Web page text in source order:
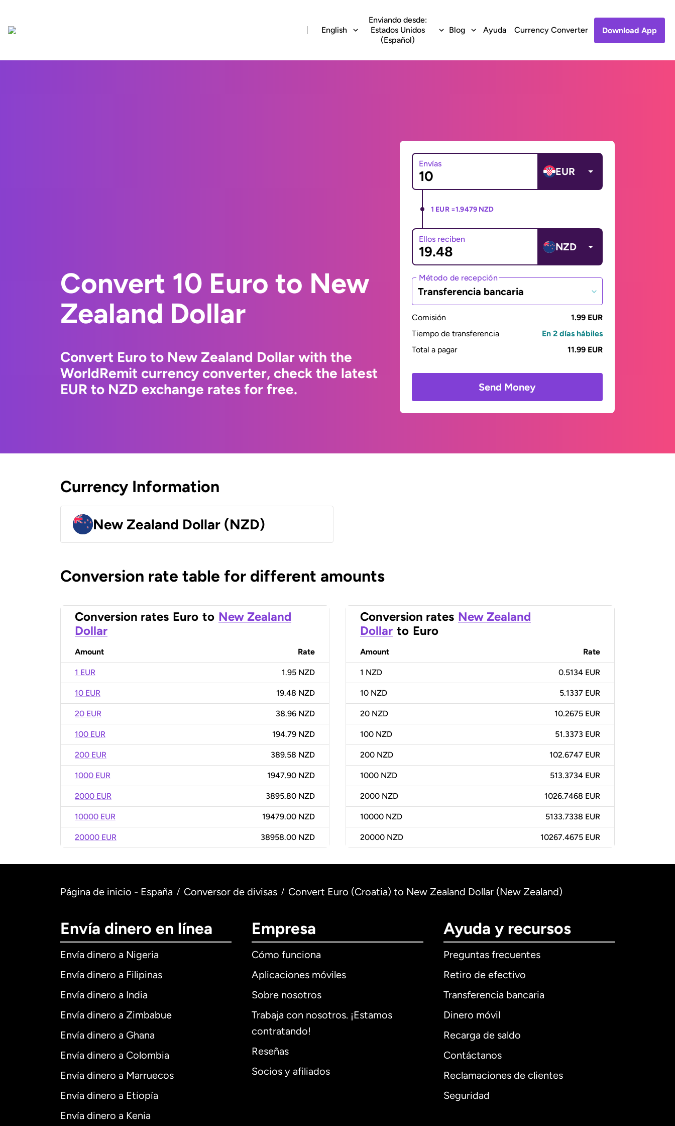
English
Enviando desde:
Estados Unidos
(Español)
Blog Ayuda Currency Converter Download App
Convert 10 Euro to New
Zealand Dollar
Convert Euro to New Zealand Dollar with the
WorldRemit currency converter, check the latest
EUR to NZD exchange rates for free.
Envías
EUR
1 EUR =1.9479 NZD
Ellos reciben
NZD
Método de recepción
Transferencia bancaria
Comisión
1.99 EUR
Tiempo de transferencia
En 2 días hábiles
Total a pagar
11.99 EUR
Send Money
Currency Information
New Zealand Dollar (NZD)
Conversion rate table for different amounts
Conversion rates Euro to New Zealand
Dollar
Amount Rate
1 EUR 1.95 NZD
10 EUR 19.48 NZD
20 EUR 38.96 NZD
100 EUR 194.79 NZD
200 EUR 389.58 NZD
1000 EUR 1947.90 NZD
2000 EUR 3895.80 NZD
10000 EUR 19479.00 NZD
20000 EUR 38958.00 NZD
Conversion rates New Zealand
Dollar to Euro
Amount Rate
1 NZD 0.5134 EUR
10 NZD 5.1337 EUR
20 NZD 10.2675 EUR
100 NZD 51.3373 EUR
200 NZD 102.6747 EUR
1000 NZD 513.3734 EUR
2000 NZD 1026.7468 EUR
10000 NZD 5133.7338 EUR
20000 NZD 10267.4675 EUR
Página de inicio - España / Conversor de divisas / Convert Euro (Croatia) to New Zealand Dollar (New Zealand)
Envía dinero en línea
Envía dinero a Nigeria
Envía dinero a Filipinas
Envía dinero a India
Envía dinero a Zimbabue
Envía dinero a Ghana
Envía dinero a Colombia
Envía dinero a Marruecos
Envía dinero a Etiopía
Envía dinero a Kenia
Empresa
Cómo funciona
Aplicaciones móviles
Sobre nosotros
Trabaja con nosotros. ¡Estamos
contratando!
Reseñas
Socios y afiliados
Ayuda y recursos
Preguntas frecuentes
Retiro de efectivo
Transferencia bancaria
Dinero móvil
Recarga de saldo
Contáctanos
Reclamaciones de clientes
Seguridad